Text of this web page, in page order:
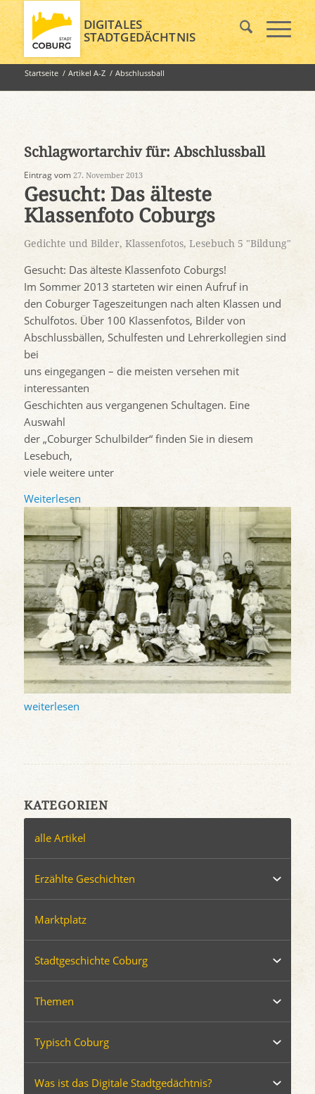
DIGITALES
STADTGEDÄCHTNIS
Startseite / Artikel A-Z / Abschlussball
Schlagwortarchiv für: Abschlussball
Eintrag vom 27. November 2013
Gesucht: Das älteste
Klassenfoto Coburgs
Gedichte und Bilder, Klassenfotos, Lesebuch 5 "Bildung"
Gesucht: Das älteste Klassenfoto Coburgs!
Im Sommer 2013 starteten wir einen Aufruf in
den Coburger Tageszeitungen nach alten Klassen und
Schulfotos. Über 100 Klassenfotos, Bilder von
Abschlussbällen, Schulfesten und Lehrerkollegien sind
bei
uns eingegangen – die meisten versehen mit
interessanten
Geschichten aus vergangenen Schultagen. Eine
Auswahl
der „Coburger Schulbilder“ finden Sie in diesem
Lesebuch,
viele weitere unter
Weiterlesen
weiterlesen
KATEGORIEN
alle Artikel
Erzählte Geschichten
Marktplatz
Stadtgeschichte Coburg
Themen
Typisch Coburg
Was ist das Digitale Stadtgedächtnis?